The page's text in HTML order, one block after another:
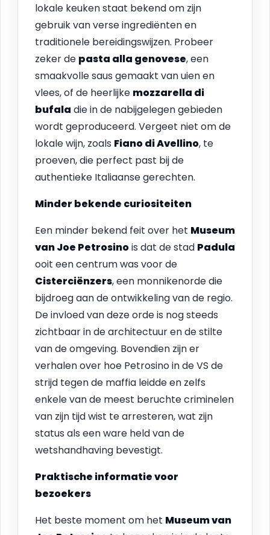
lokale keuken staat bekend om zijn
gebruik van verse ingrediënten en
traditionele bereidingswijzen. Probeer
zeker de pasta alla genovese, een
smaakvolle saus gemaakt van uien en
vlees, of de heerlijke mozzarella di
bufala die in de nabijgelegen gebieden
wordt geproduceerd. Vergeet niet om de
lokale wijn, zoals Fiano di Avellino, te
proeven, die perfect past bij de
authentieke Italiaanse gerechten.
Minder bekende curiositeiten
Een minder bekend feit over het Museum
van Joe Petrosinois dat de stad Padula
ooit een centrum was voor de
Cisterciënzers, een monnikenorde die
bijdroeg aan de ontwikkeling van de regio.
De invloed van deze orde is nog steeds
zichtbaar in de architectuur en de stilte
van de omgeving. Bovendien zijn er
verhalen over hoe Petrosino in de VS de
strijd tegen de maffia leidde en zelfs
enkele van de meest beruchte criminelen
van zijn tijd wist te arresteren, wat zijn
status als een ware held van de
wetshandhaving bevestigt.
Praktische informatie voor
bezoekers
Het beste moment om het Museum van